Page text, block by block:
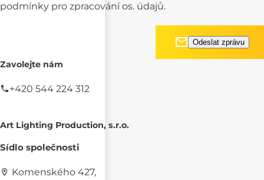
podmínky pro zpracování os. údajů.
Zavolejte nám
+420 544 224 312
Art Lighting Production, s.r.o.
Sídlo společnosti
Komenského 427,